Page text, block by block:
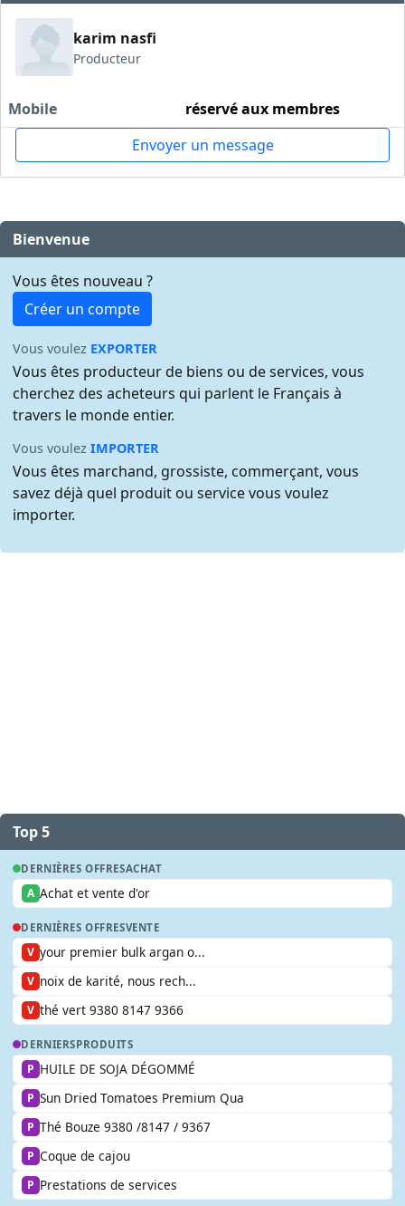
karim nasfi
Producteur
Mobile
réservé aux membres
Envoyer un message
Bienvenue
Vous êtes nouveau ?
Créer un compte
Vous voulez EXPORTER
Vous êtes producteur de biens ou de services, vous
cherchez des acheteurs qui parlent le Français à
travers le monde entier.
Vous voulezIMPORTER
Vous êtes marchand, grossiste, commerçant, vous
savez déjà quel produit ou service vous voulez
importer.
Top 5
DERNIÈRES OFFRESACHAT
A Achat et vente d'or
DERNIÈRES OFFRESVENTE
V your premier bulk argan o...
V noix de karité, nous rech...
V thé vert 9380 8147 9366
DERNIERSPRODUITS
P HUILE DE SOJA DÉGOMMÉ
P Sun Dried Tomatoes Premium Qua
P Thé Bouze 9380 /8147 / 9367
P Coque de cajou
P Prestations de services